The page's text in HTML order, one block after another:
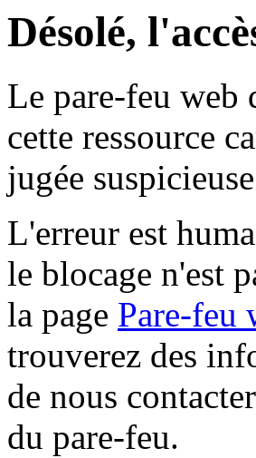
Désolé,
Le pare-feu web
cette ressource
jugée
L'erreur est
le blocage n'est
la page Pare-feu
trouverez des
de nous
du pare-feu.